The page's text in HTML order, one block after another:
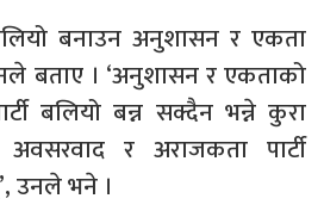
बनाउन अनुशासन र एकता
बताए । ‘अनुशासन र एकताको
बलियो बन्न सक्दैन भन्ने कुरा
र अराजकता पार्टी
उनले भने ।